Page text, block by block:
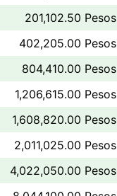
201,102.50 Pesos
402,205.00 Pesos
804,410.00 Pesos
1,206,615.00 Pesos
1,608,820.00 Pesos
2,011,025.00 Pesos
4,022,050.00 Pesos